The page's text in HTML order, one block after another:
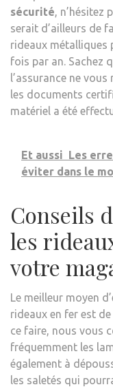
sécurité, n’hésitez
serait d’ailleurs de
rideaux métalliques
fois par an. Sachez
l’assurance ne
les documents
matériel a été
Et aussi Les
éviter dans le
Conseils
les
votre
Le meilleur moyen
rideaux en fer est
ce faire, nous vous
fréquemment les
également à
les saletés qui